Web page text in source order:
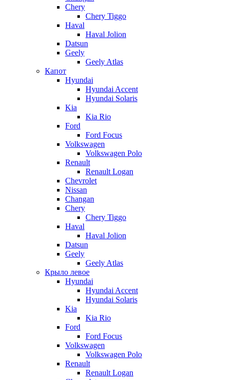
Chery
Chery Tiggo
Haval
Haval Jolion
Datsun
Geely
Geely Atlas
Капот
Hyundai
Hyundai Accent
Hyundai Solaris
Kia
Kia Rio
Ford
Ford Focus
Volkswagen
Volkswagen Polo
Renault
Renault Logan
Chevrolet
Nissan
Changan
Chery
Chery Tiggo
Haval
Haval Jolion
Datsun
Geely
Geely Atlas
Крыло левое
Hyundai
Hyundai Accent
Hyundai Solaris
Kia
Kia Rio
Ford
Ford Focus
Volkswagen
Volkswagen Polo
Renault
Renault Logan